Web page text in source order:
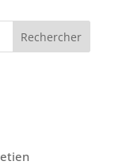
Rechercher